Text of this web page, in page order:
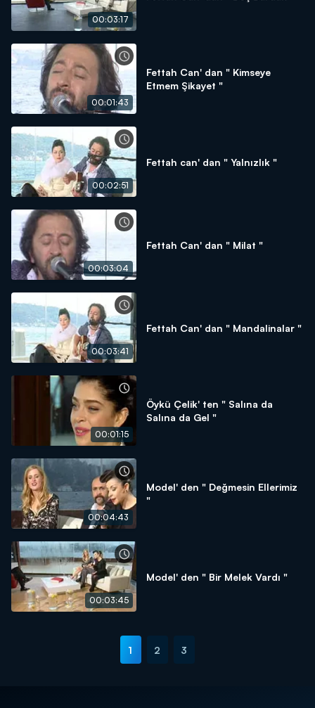
00:03:17
00:01:43
Fettah Can' dan " Kimseye
Etmem Şikayet "
00:02:51
Fettah can' dan " Yalnızlık "
00:03:04
Fettah Can' dan " Milat "
00:03:41
Fettah Can' dan " Mandalinalar "
00:01:15
Öykü Çelik' ten " Salına da
Salına da Gel "
00:04:43
Model' den " Değmesin Ellerimiz
"
00:03:45
Model' den " Bir Melek Vardı "
1 2 3